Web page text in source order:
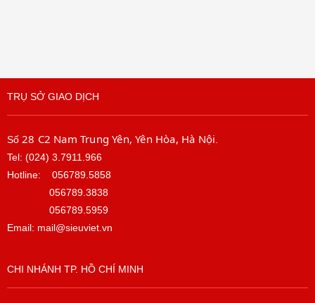
TRỤ SỞ GIAO DỊCH
Số 28 C2 Nam Trung Yên, Yên Hòa, Hà Nội
Tel: (024) 3.7911.966
Hotline: 056789.5858
056789.3838
056789.5959
Email: mail@sieuviet.vn
CHI NHÁNH TP. HỒ CHÍ MINH